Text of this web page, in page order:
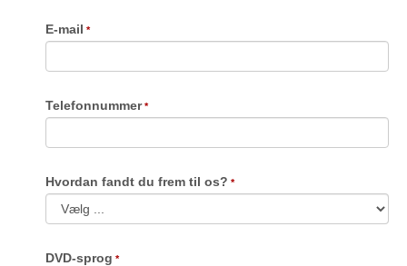
E-mail
Telefonnummer
Hvordan fandt du frem til os?
DVD-sprog